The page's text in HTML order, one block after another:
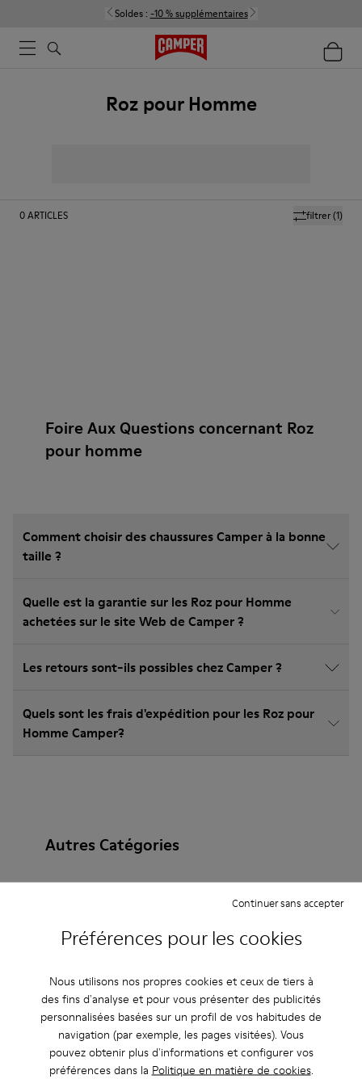
Préférences pour les cookies
Nous utilisons nos propres cookies et ceux de tiers à
des fins d'analyse et pour vous présenter des publicités
personnalisées basées sur un profil de vos habitudes de
navigation (par exemple, les pages visitées). Vous
pouvez obtenir plus d'informations et configurer vos
préférences dans la Politique en matière de cookies.
Continuer sans accepter
Soldes : -10 % supplémentaires
Roz pour Homme
filtrer(1)
0ARTICLES
Foire Aux Questions concernant Roz
pour homme
Comment choisir des chaussures Camper à la bonne
taille ?
Quelle est la garantie sur les Roz pour Homme
achetées sur le site Web de Camper ?
Les retours sont-ils possibles chez Camper ?
Quels sont les frais d'expédition pour les Roz pour
Homme Camper?
Autres Catégories
Sandales
Bottes
Chaussures plates
Chaussures casual
Baskets
Chaussons
Chaussures habillées
Chaussures à plateau